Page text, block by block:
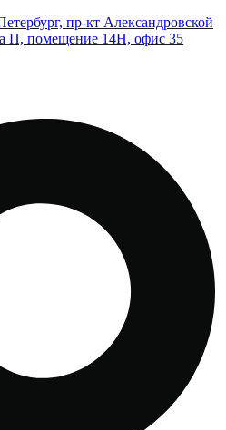
пр-кт Александровской
П, помещение 14Н, офис 35